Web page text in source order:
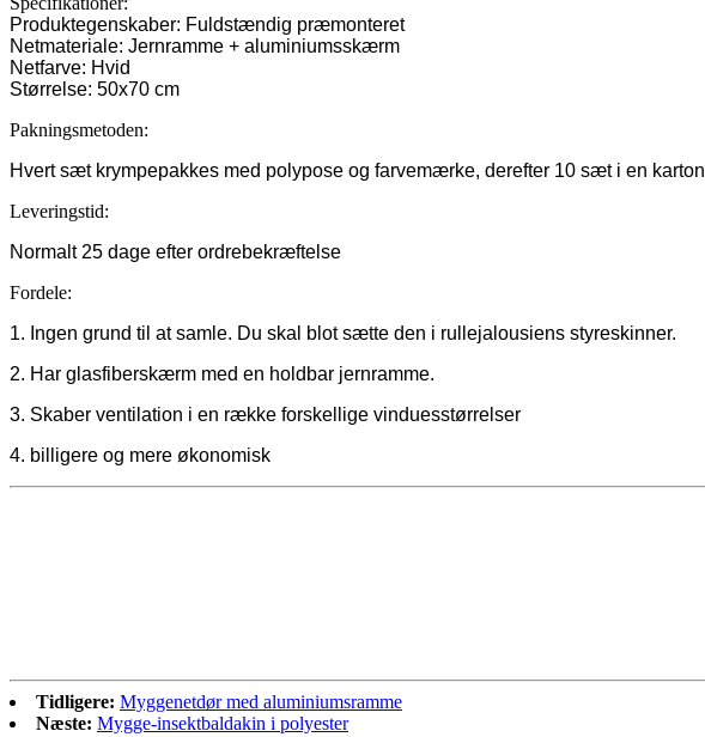
Produktegenskaber: Fuldstændig præmonteret
Netmateriale: Jernramme + aluminiumsskærm
Netfarve: Hvid
Størrelse: 50x70 cm
Pakningsmetoden:
Hvert sæt krympepakkes med polypose og farvemærke, derefter 10 sæt i en karton
Leveringstid:
Normalt 25 dage efter ordrebekræftelse
Fordele:
1. Ingen grund til at samle. Du skal blot sætte den i rullejalousiens styreskinner.
2. Har glasfiberskærm med en holdbar jernramme.
3. Skaber ventilation i en række forskellige vinduesstørrelser
4. billigere og mere økonomisk
Tidligere: Myggenetdør med aluminiumsramme
Næste: Mygge-insektbaldakin i polyester